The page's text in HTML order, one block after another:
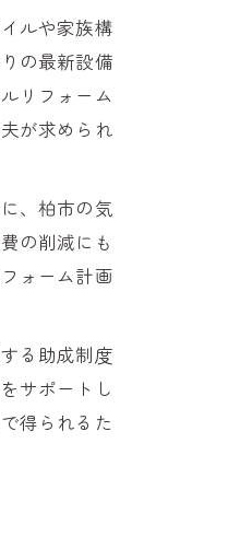
ルや家族構
の最新設備
リフォーム
が求められ
、柏市の気
の削減にも
ォーム計画
る助成制度
サポートし
得られるた